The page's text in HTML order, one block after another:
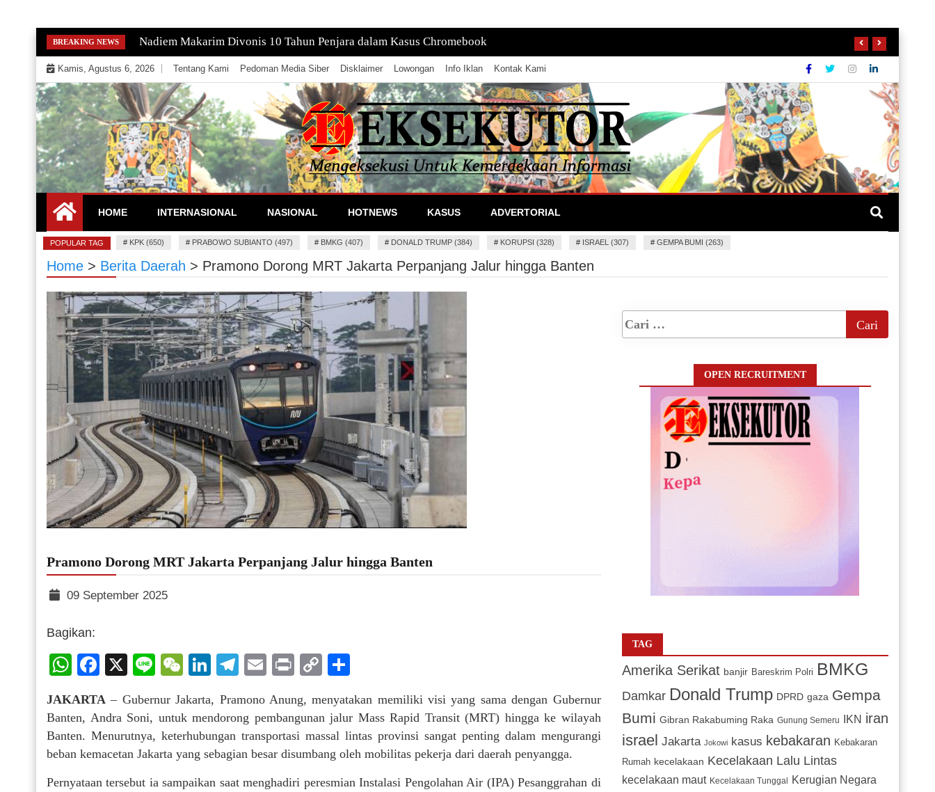
Skip
to
content
BREAKING NEWS Nadiem Makarim Divonis 10 Tahun Penjara dalam Kasus Chromebook
Kamis, Agustus 6, 2026 Tentang Kami Pedoman Media Siber Disklaimer Lowongan Info Iklan Kontak Kami
EKSEKUTOR
Mengeksekusi Berita Untuk Kemerdekaan dan Keadilan Informasi
HOME INTERNASIONAL NASIONAL HOTNEWS KASUS ADVERTORIAL
POPULAR TAG # KPK (650) # PRABOWO SUBIANTO (497) # BMKG (407) # DONALD TRUMP (384) # KORUPSI (328) # ISRAEL (307) # GEMPA BUMI (263)
Home > Berita Daerah > Pramono Dorong MRT Jakarta Perpanjang Jalur hingga Banten
Pramono Dorong MRT Jakarta Perpanjang Jalur hingga Banten
09 September 2025
Bagikan:
WhatsApp
Facebook
X LineWeChat
LinkedIn
Telegram
EmailPrintCopy
JAKARTA – Gubernur Jakarta, Pramono Anung, menyatakan memiliki visi yang sama dengan Gubernur
Banten, Andra Soni, untuk mendorong pembangunan jalur Mass Rapid Transit (MRT) hingga ke wilayah
Banten. Menurutnya, keterhubungan transportasi massal lintas provinsi sangat penting dalam mengurangi
beban kemacetan Jakarta yang sebagian besar disumbang oleh mobilitas pekerja dari daerah penyangga.
Pernyataan tersebut ia sampaikan saat menghadiri peresmian Instalasi Pengolahan Air (IPA) Pesanggrahan di
OPEN RECRUITMENT
TAG
Amerika Serikat banjir Bareskrim Polri BMKG
Damkar Donald Trump DPRD gaza Gempa
Bumi Gibran Rakabuming Raka Gunung Semeru IKN iran
israel Jakarta Jokowi kasus kebakaran Kebakaran
Rumah kecelakaan Kecelakaan Lalu Lintas
kecelakaan maut Kecelakaan Tunggal Kerugian Negara